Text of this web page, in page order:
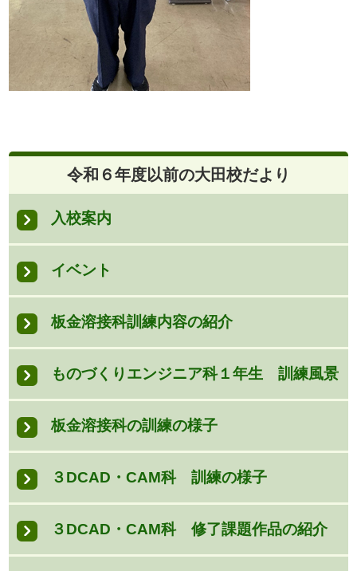
令和６年度以前の大田校だより
入校案内
イベント
板金溶接科訓練内容の紹介
ものづくりエンジニア科１年生 訓練風景
板金溶接科の訓練の様子
３DCAD・CAM科 訓練の様子
３DCAD・CAM科 修了課題作品の紹介